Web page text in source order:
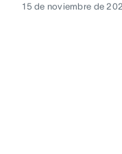
15 de noviembre de